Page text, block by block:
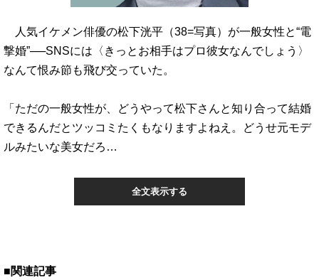
人気イケメン俳優の松下洸平（38=写真）が一般女性と“電
撃婚”──SNSには〈きっとお相手はプロ彼女なんでしょう〉
なんて恨み節も飛び交っていた。
「ただの一般女性が、どうやって松下さんと知り合って結婚
できるんだとツッコミたくもなりますよねえ。どうせ元モデ
ルみたいな美女だろ…
全文表示する
■関連記事